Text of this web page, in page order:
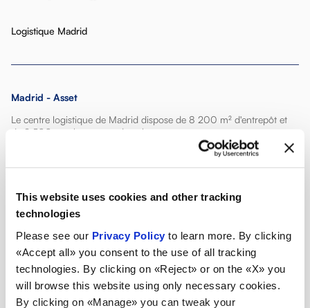
This website uses cookies and other tracking
technologies
Please see our Privacy Policy to learn more. By clicking
«Accept all» you consent to the use of all tracking
technologies. By clicking on «Reject» or on the «X» you
will browse this website using only necessary cookies.
By clicking on «Manage» you can tweak your
Logistique Madrid
Madrid - Asset
Le centre logistique de Madrid dispose de 8 200 m² d'entrepôt et
de 2 500 emplacements de palettes.
Hauteur sous poutre : 9 m
Nombre de quais d’entrée : 15
Nombre de quais de sortie : 15
Rampes de chargement/déchargement : 20